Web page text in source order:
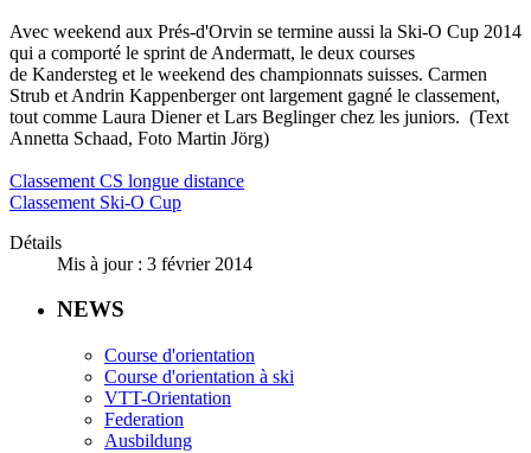
Avec weekend aux Prés-d'Orvin se termine aussi la Ski-O Cup 2014
qui a comporté le sprint de Andermatt, le deux courses
de Kandersteg et le weekend des championnats suisses. Carmen
Strub et Andrin Kappenberger ont largement gagné le classement,
tout comme Laura Diener et Lars Beglinger chez les juniors. (Text
Annetta Schaad, Foto Martin Jörg)
Classement CS longue distance
Classement Ski-O Cup
Détails
Mis à jour : 3 février 2014
NEWS
Course d'orientation
Course d'orientation à ski
VTT-Orientation
Federation
Ausbildung